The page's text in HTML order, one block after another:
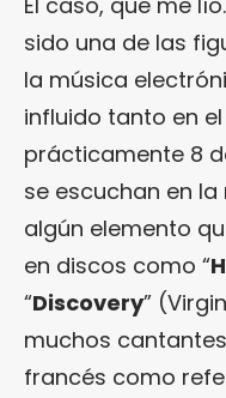
sido una de las
la música
influido tanto en
prácticamente 8
se escuchan en
algún elemento
en discos como “
“Discovery”
muchos
francés como